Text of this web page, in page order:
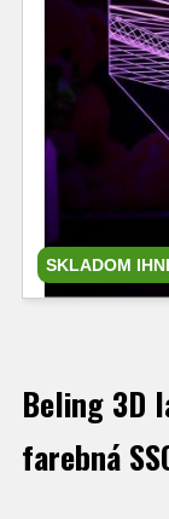
SKLADOM
Beling 3D
farebná